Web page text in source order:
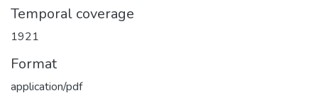
Temporal coverage
1921
Format
application/pdf